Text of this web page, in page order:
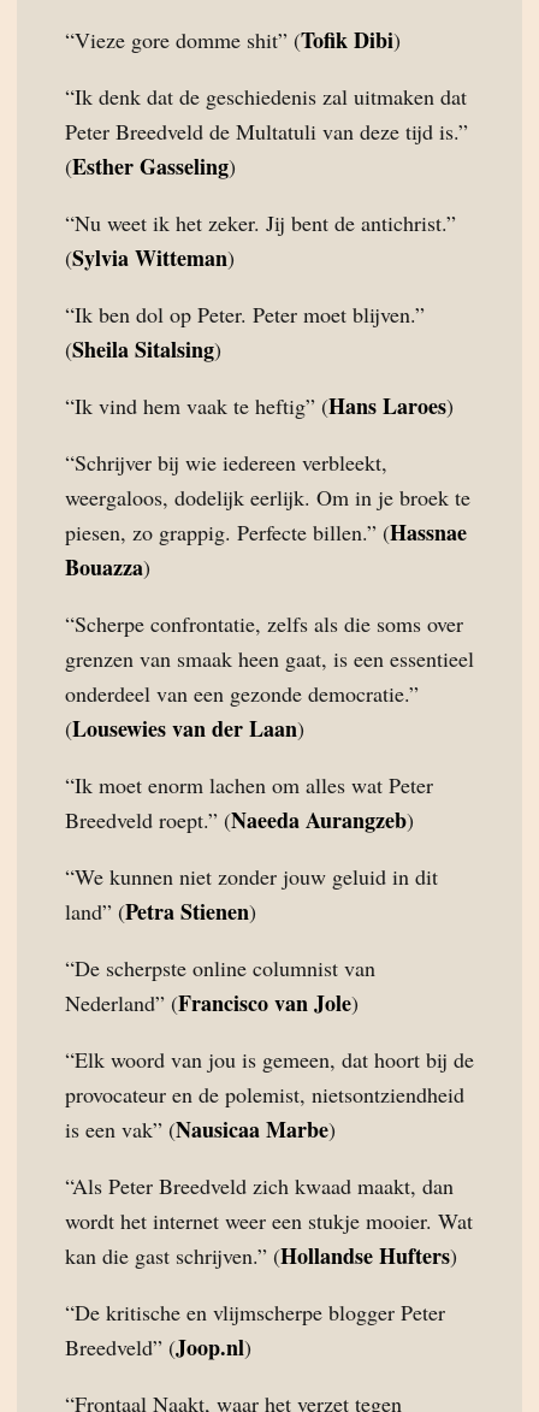
“Vieze gore domme shit” (Tofik Dibi)
“Ik denk dat de geschiedenis zal uitmaken dat
Peter Breedveld de Multatuli van deze tijd is.”
(Esther Gasseling)
“Nu weet ik het zeker. Jij bent de antichrist.”
(Sylvia Witteman)
“Ik ben dol op Peter. Peter moet blijven.”
(Sheila Sitalsing)
“Ik vind hem vaak te heftig” (Hans Laroes)
“Schrijver bij wie iedereen verbleekt,
weergaloos, dodelijk eerlijk. Om in je broek te
piesen, zo grappig. Perfecte billen.” (Hassnae
Bouazza)
“Scherpe confrontatie, zelfs als die soms over
grenzen van smaak heen gaat, is een essentieel
onderdeel van een gezonde democratie.”
(Lousewies van der Laan)
“Ik moet enorm lachen om alles wat Peter
Breedveld roept.” (Naeeda Aurangzeb)
“We kunnen niet zonder jouw geluid in dit
land” (Petra Stienen)
“De scherpste online columnist van
Nederland” (Francisco van Jole)
“Elk woord van jou is gemeen, dat hoort bij de
provocateur en de polemist, nietsontziendheid
is een vak” (Nausicaa Marbe)
“Als Peter Breedveld zich kwaad maakt, dan
wordt het internet weer een stukje mooier. Wat
kan die gast schrijven.” (Hollandse Hufters)
“De kritische en vlijmscherpe blogger Peter
Breedveld” (Joop.nl)
“Frontaal Naakt, waar het verzet tegen